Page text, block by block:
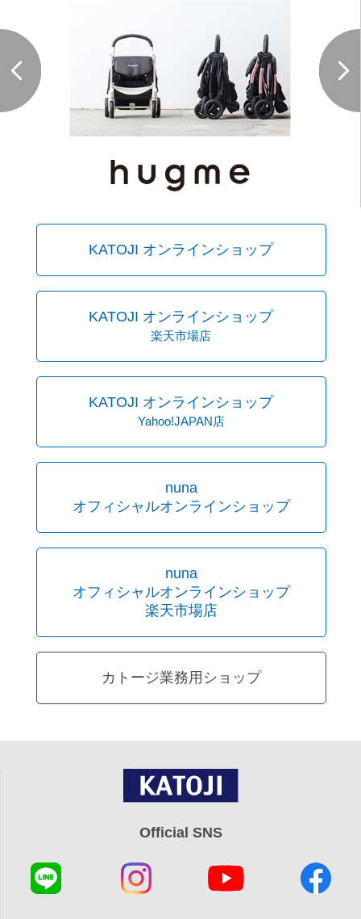
KATOJI オンラインショップ
KATOJI オンラインショップ
楽天市場店
KATOJI オンラインショップ
Yahoo!JAPAN店
nuna
オフィシャルオンラインショップ
nuna
オフィシャルオンラインショップ
楽天市場店
カトージ業務用ショップ
Official SNS